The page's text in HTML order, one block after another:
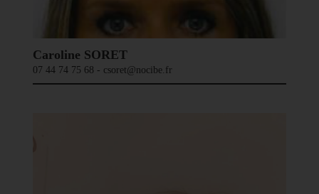
Caroline SORET
07 44 74 75 68 - csoret@nocibe.fr